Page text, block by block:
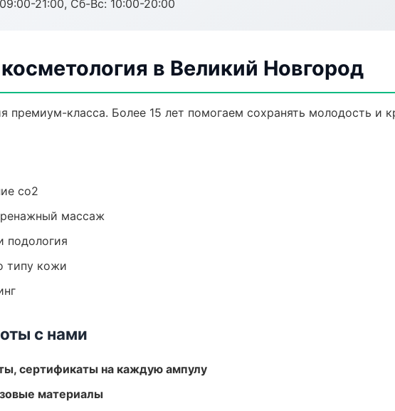
21:00, Сб-Вс: 10:00-20:00
в Великий Новгород
премиум-класса. Более 15 лет помогаем сохранять молодость и
co2
массаж
подология
типу кожи
с нами
сертификаты на каждую ампулу
материалы